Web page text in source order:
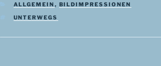
KATEGORIEN
ALLGEMEIN , BILDIMPRESSIONEN
SCHLAGWÖRTER
UNTERWEGS